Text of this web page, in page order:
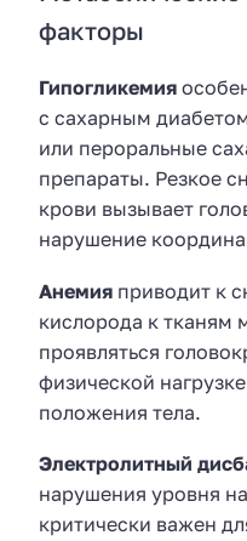
факторы
Гипогликемия
с сахарным
или пероральные
препараты. Резкое
крови вызывает
нарушение
Анемия приводит к
кислорода к тканям
проявляться
физической
положения тела.
Электролитный
нарушения уровня
критически важен